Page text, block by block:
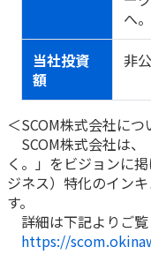
へ。
当社投資
額
非
＜SCOM株式会社につ
SCOM株式会社は、
く。」をビジョンに
ジネス）特化のイン
す。
詳細は下記よりご覧
https://